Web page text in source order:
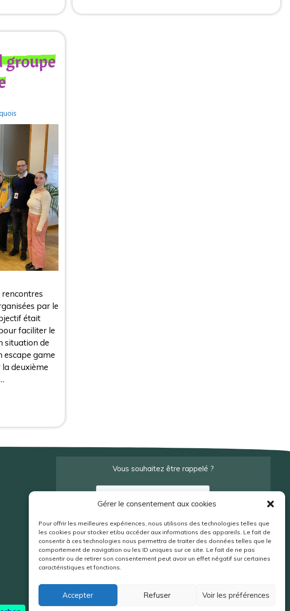
Gérer le consentement aux cookies
Pour offrir les meilleures expériences, nous utilisons des technologies telles que
les cookies pour stocker et/ou accéder aux informations des appareils. Le fait de
consentir à ces technologies nous permettra de traiter des données telles que le
comportement de navigation ou les ID uniques sur ce site. Le fait de ne pas
consentir ou de retirer son consentement peut avoir un effet négatif sur certaines
caractéristiques et fonctions.
Accepter Refuser Voir les préférences
groupe
rencontres
par le
était
faciliter le
situation de
escape game
deuxième
Vous souhaitez être rappelé ?